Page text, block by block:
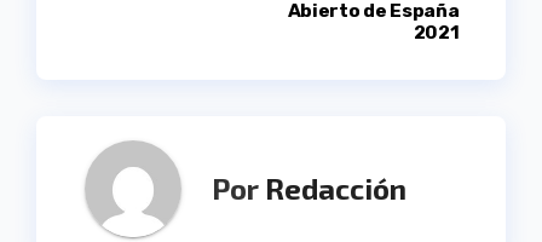
Abierto de España
2021
Por Redacción